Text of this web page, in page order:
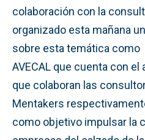
colaboración con la
organizado esta mañana
sobre esta temática como
AVECAL que cuenta con el
que colaboran las
Mentakers
como objetivo impulsar la